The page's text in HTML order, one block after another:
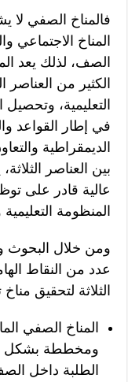
فالمناخ الصفي لا
المناخ الاجتماعي
الصف، لذلك يعد
الكثير من العناصر
التعليمية، وتحصيل
في إطار القواعد
الديمقراطية
بين العناصر
عالية قادر على
المنظومة التعليمية
ومن خلال البحوث
عدد من النقاط
الثلاثة لتحقيق
المناخ الصفي
ومخططة بشكل
الطلبة داخل